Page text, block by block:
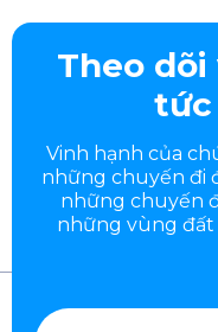
Theo
tức
Vinh hạnh của
những chuyến đi
những chuyến
những vùng đất